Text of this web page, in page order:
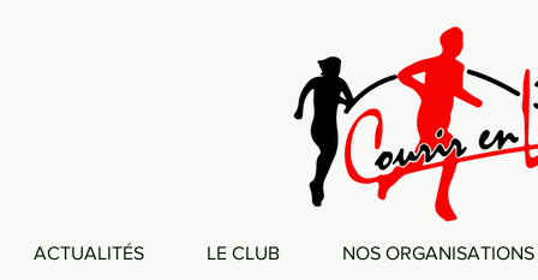
ACTUALITÉS LE CLUB NOS ORGANISATIONS